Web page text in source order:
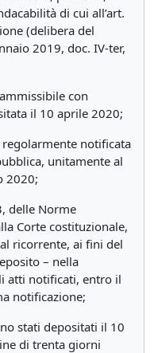
di cui all’art.
(delibera del
2019, doc. IV-ter,
con
il 10 aprile 2020;
notificata
unitamente al
2020;
delle Norme
Corte costituzionale,
ricorrente, ai fini del
– nella
atti notificati, entro il
notificazione;
stati depositati il 10
di trenta giorni